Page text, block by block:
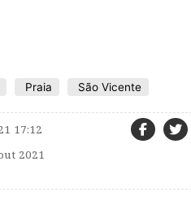
Praia São Vicente
17:12
2021